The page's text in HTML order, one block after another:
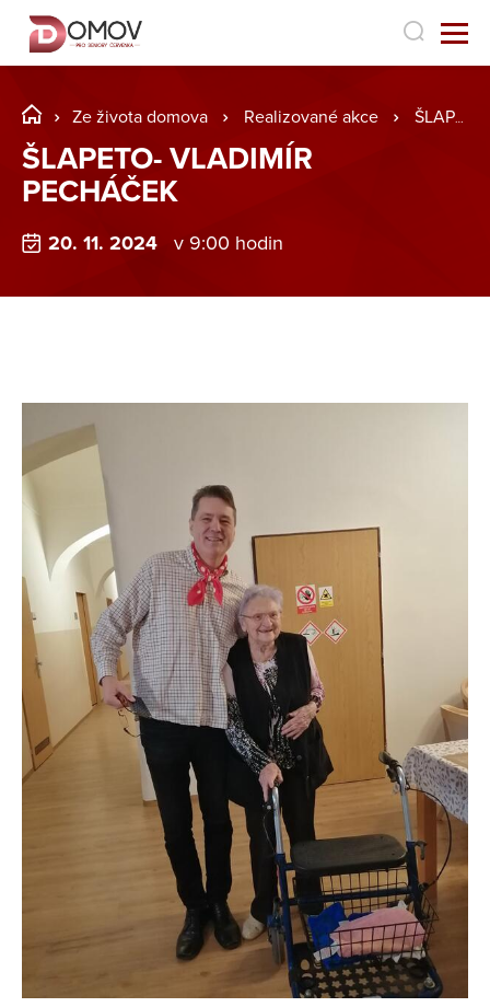
Ze života domova Realizované akce ŠLAPETO- VLADIMÍR PECHÁČEK
ŠLAPETO- VLADIMÍR
PECHÁČEK
20. 11. 2024 v 9:00 hodin